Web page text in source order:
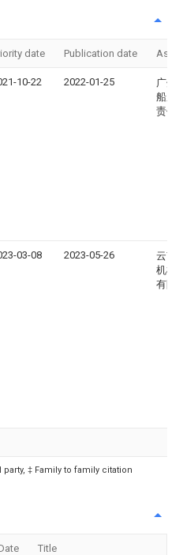
date Publication date
10-22 2022-01-25
广州
船厂
责任
03-08 2023-05-26
云南
机械
有限
‡ Family to family citation
Title